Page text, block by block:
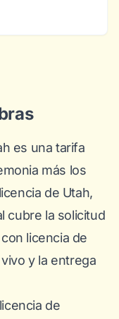
es una tarifa
más los
de Utah,
cubre la solicitud
licencia de
y la entrega
de